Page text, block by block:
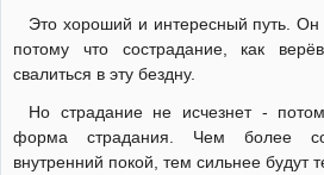
Это хороший и интересный путь. Он
потому что сострадание, как
свалиться в эту бездну.
Но страдание не исчезнет -
форма страдания. Чем более
внутренний покой, тем сильнее будут